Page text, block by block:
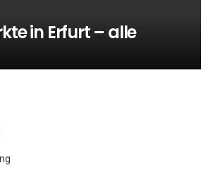
in Erfurt – alle